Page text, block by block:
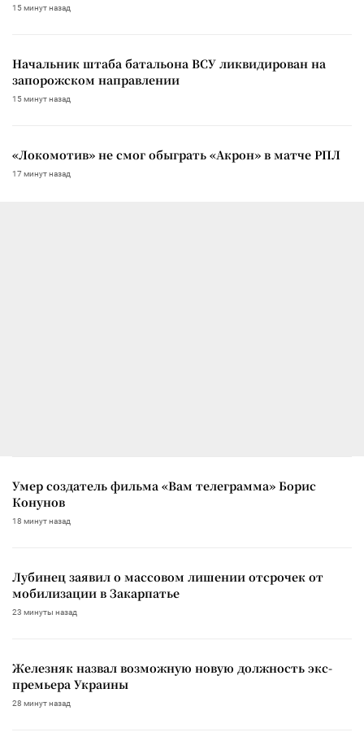
15 минут назад
Начальник штаба батальона ВСУ ликвидирован на
запорожском направлении
15 минут назад
«Локомотив» не смог обыграть «Акрон» в матче РПЛ
17 минут назад
Умер создатель фильма «Вам телеграмма» Борис
Конунов
18 минут назад
Лубинец заявил о массовом лишении отсрочек от
мобилизации в Закарпатье
23 минуты назад
Железняк назвал возможную новую должность экс-
премьера Украины
28 минут назад